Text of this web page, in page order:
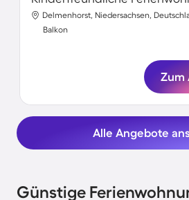
Delmenhorst, Niedersachsen,
Balkon
Zum
Alle Angebote
Günstige